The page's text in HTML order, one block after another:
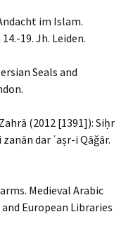
im Islam.
19. Jh. Leiden.
Seals and
(2012 [1391]): Siḥr
dar ʿaṣr-i Qāǧār.
Medieval Arabic
European Libraries